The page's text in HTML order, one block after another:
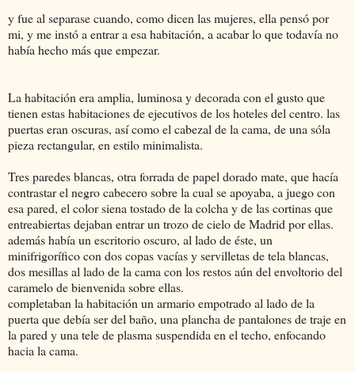
y fue al separase cuando, como dicen las mujeres, ella pensó por
mi, y me instó a entrar a esa habitación, a acabar lo que todavía no
había hecho más que empezar.
La habitación era amplia, luminosa y decorada con el gusto que
tienen estas habitaciones de ejecutivos de los hoteles del centro. las
puertas eran oscuras, así como el cabezal de la cama, de una sóla
pieza rectangular, en estilo minimalista.
Tres paredes blancas, otra forrada de papel dorado mate, que hacía
contrastar el negro cabecero sobre la cual se apoyaba, a juego con
esa pared, el color siena tostado de la colcha y de las cortinas que
entreabiertas dejaban entrar un trozo de cielo de Madrid por ellas.
además había un escritorio oscuro, al lado de éste, un
minifrigorífico con dos copas vacías y servilletas de tela blancas,
dos mesillas al lado de la cama con los restos aún del envoltorio del
caramelo de bienvenida sobre ellas.
completaban la habitación un armario empotrado al lado de la
puerta que debía ser del baño, una plancha de pantalones de traje en
la pared y una tele de plasma suspendida en el techo, enfocando
hacia la cama.